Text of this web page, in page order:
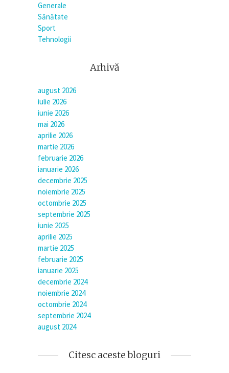
Generale
Sănătate
Sport
Tehnologii
Arhivă
august 2026
iulie 2026
iunie 2026
mai 2026
aprilie 2026
martie 2026
februarie 2026
ianuarie 2026
decembrie 2025
noiembrie 2025
octombrie 2025
septembrie 2025
iunie 2025
aprilie 2025
martie 2025
februarie 2025
ianuarie 2025
decembrie 2024
noiembrie 2024
octombrie 2024
septembrie 2024
august 2024
Citesc aceste bloguri